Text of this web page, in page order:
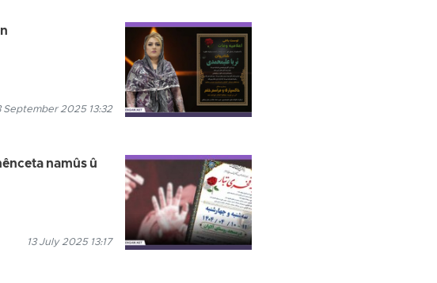
September 2025 13:32
namûs û
13 July 2025 13:17